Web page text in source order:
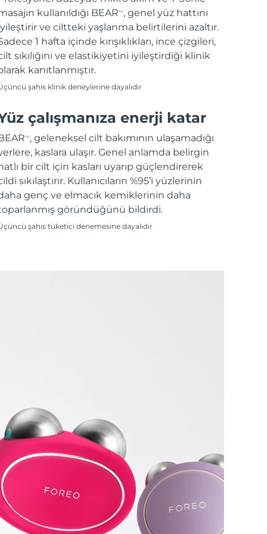
kullanıldığı BEARTM , genel yüz hattını
ve ciltteki yaşlanma belirtilerini azaltır.
1 hafta içinde kırışıklıkları, ince çizgileri,
sıkılığını ve elastikiyetini iyileştirdiği klinik
kanıtlanmıştır.
şahıs klinik deneylerine dayalıdır
çalışmanıza enerji katar
TM , geleneksel cilt bakımının ulaşamadığı
kaslara ulaşır. Genel anlamda belirgin
bir cilt için kasları uyarıp güçlendirerek
sıkılaştırır. Kullanıcıların %95’i yüzlerinin
genç ve elmacık kemiklerinin daha
göründüğünü bildirdi.
şahıs tüketici denemesine dayalıdır